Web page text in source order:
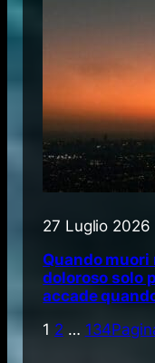
27 Luglio 2026
Quando muori
doloroso solo
accade
1 2 … 134